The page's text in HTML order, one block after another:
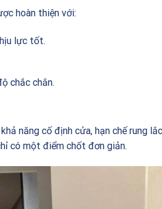
hoàn thiện với:
lực tốt.
chắc chắn.
năng cố định cửa, hạn chế rung
có một điểm chốt đơn giản.